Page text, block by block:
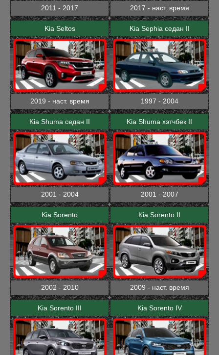
2011 - 2017 2017 - наст. время
Kia Seltos
2019 - наст. время
Kia Sephia седан II
1997 - 2004
Kia Shuma седан II
2001 - 2004
Kia Shuma хэтчбек II
2001 - 2007
Kia Sorento
2002 - 2010
Kia Sorento II
2009 - наст. время
Kia Sorento III Kia Sorento IV